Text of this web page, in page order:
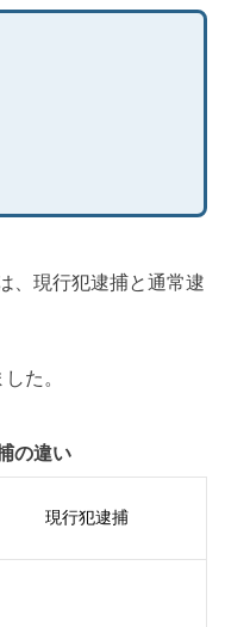
、現行犯逮捕と通常逮
た。
の違い
現行犯逮捕